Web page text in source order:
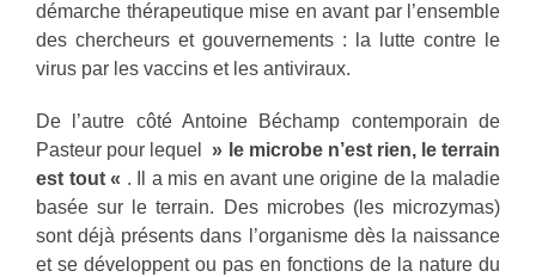
démarche thérapeutique mise en avant par l’ensemble
des chercheurs et gouvernements : la lutte contre le
virus par les vaccins et les antiviraux.
De l’autre côté Antoine Béchamp contemporain de
Pasteur pour lequel
» le microbe n’est rien, le terrain
est tout « . Il a mis en avant une origine de la maladie
basée sur le terrain. Des microbes (les microzymas)
sont déjà présents dans l’organisme dès la naissance
et se développent ou pas en fonctions de la nature du